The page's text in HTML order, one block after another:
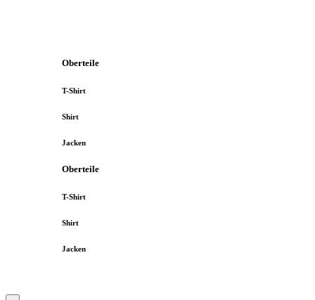
Oberteile
T-Shirt
Shirt
Jacken
Oberteile
T-Shirt
Shirt
Jacken